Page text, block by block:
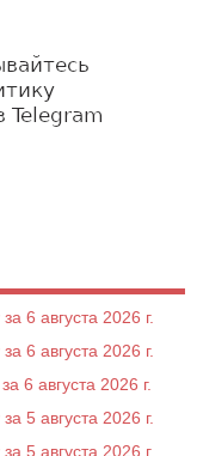
6 августа 2026 г.
6 августа 2026 г.
6 августа 2026 г.
5 августа 2026 г.
5 августа 2026 г.